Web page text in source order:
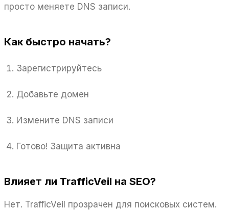
просто меняете DNS записи.
Как быстро начать?
Зарегистрируйтесь
Добавьте домен
Измените DNS записи
Готово! Защита активна
Влияет ли TrafficVeil на SEO?
Нет. TrafficVeil прозрачен для поисковых систем.